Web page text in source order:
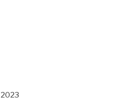
2023